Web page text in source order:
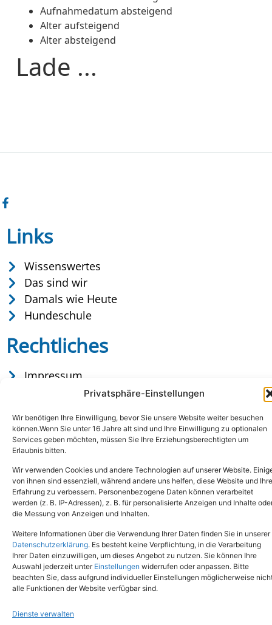
Privatsphäre-Einstellungen
Wir benötigen Ihre Einwilligung, bevor Sie unsere Website weiter besuchen
können.Wenn Sie unter 16 Jahre alt sind und Ihre Einwilligung zu optionalen
Services geben möchten, müssen Sie Ihre Erziehungsberechtigten um
Erlaubnis bitten.
Wir verwenden Cookies und andere Technologien auf unserer Website.
von ihnen sind essenziell, während andere uns helfen, diese Website und Ihre
Erfahrung zu verbessern. Personenbezogene Daten können verarbeitet
werden (z. B. IP-Adressen), z. B. für personalisierte Anzeigen und Inhalte
die Messung von Anzeigen und Inhalten.
Weitere Informationen über die Verwendung Ihrer Daten finden Sie in unserer
Datenschutzerklärung. Es besteht keine Verpflichtung, in die Verarbeitung
Ihrer Daten einzuwilligen, um dieses Angebot zu nutzen. Sie können Ihre
Auswahl jederzeit unter Einstellungen widerrufen oder anpassen. Bitte
beachten Sie, dass aufgrund individueller Einstellungen möglicherweise
alle Funktionen der Website verfügbar sind.
Dienste verwalten
Aufnahmedatum absteigend
Alter aufsteigend
Alter absteigend
Lade ...
Links
Wissenswertes
Das sind wir
Damals wie Heute
Hundeschule
Rechtliches
Impressum
Datenschutz
Copyright © 2024. Alle Rechte vorbehalten.
Tel.: (02651) - 77438info@tierheim-mayen.de
In der Pluns 1, 56727 Mayen